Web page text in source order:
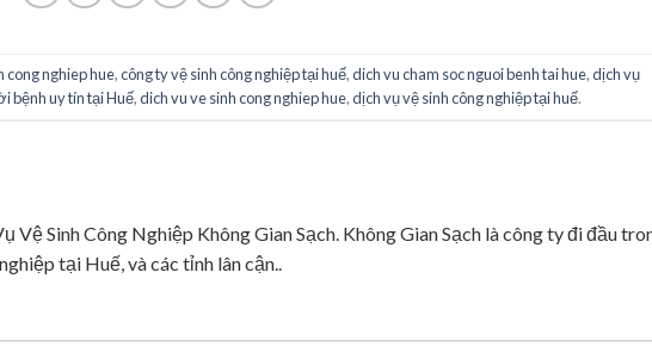
cong nghiep hue,công ty vệ sinh công nghiệp tại huế,dich vu cham soc nguoi benh tai hue,dịch vụ
bệnh uy tín tại Huế,dich vu ve sinh cong nghiep hue,dịch vụ vệ sinh công nghiệp tại huế.
Sinh Công Nghiệp Không Gian Sạch. Không Gian Sạch là công ty đi đầu
tại Huế, và các tỉnh lân cận..